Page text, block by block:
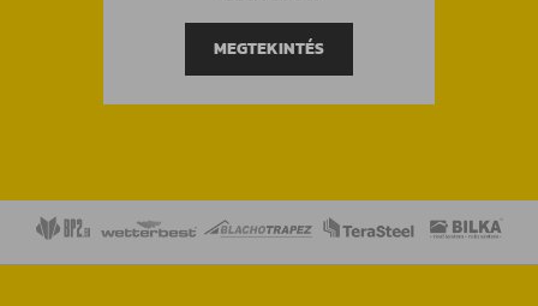
MEGTEKINTÉS